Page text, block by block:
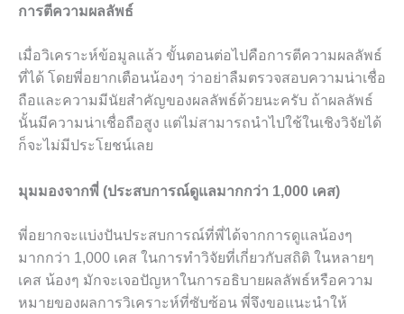
การตีความผลลัพธ์
เมื่อวิเคราะห์ข้อมูลแล้ว ขั้นตอนต่อไปคือการตีความผลลัพธ์
ที่ได้ โดยพี่อยากเตือนน้องๆ ว่าอย่าลืมตรวจสอบความน่าเชื่อ
ถือและความมีนัยสำคัญของผลลัพธ์ด้วยนะครับ ถ้าผลลัพธ์
นั้นมีความน่าเชื่อถือสูง แต่ไม่สามารถนำไปใช้ในเชิงวิจัยได้
ก็จะไม่มีประโยชน์เลย
มุมมองจากพี่ (ประสบการณ์ดูแลมากกว่า 1,000 เคส)
พี่อยากจะแบ่งปันประสบการณ์ที่พี่ได้จากการดูแลน้องๆ
มากกว่า 1,000 เคส ในการทำวิจัยที่เกี่ยวกับสถิติ ในหลายๆ
เคส น้องๆ มักจะเจอปัญหาในการอธิบายผลลัพธ์หรือความ
หมายของผลการวิเคราะห์ที่ซับซ้อน พี่จึงขอแนะนำให้